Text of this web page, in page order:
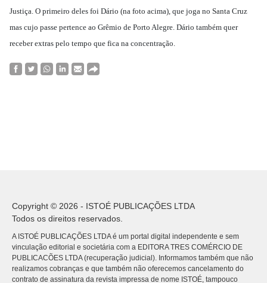
Justiça. O primeiro deles foi Dário (na foto acima), que joga no Santa Cruz
mas cujo passe pertence ao Grêmio de Porto Alegre. Dário também quer
receber extras pelo tempo que fica na concentração.
Copyright © 2026 - ISTOÉ PUBLICAÇÕES LTDA
Todos os direitos reservados.
A ISTOÉ PUBLICAÇÕES LTDA é um portal digital independente e sem
vinculação editorial e societária com a EDITORA TRES COMÉRCIO DE
PUBLICACÕES LTDA (recuperação judicial). Informamos também que não
realizamos cobranças e que também não oferecemos cancelamento do
contrato de assinatura da revista impressa de nome ISTOÉ, tampouco